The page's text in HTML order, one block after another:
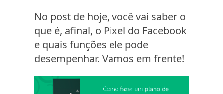
No post de hoje, você vai saber o
que é, afinal, o Pixel do Facebook
e quais funções ele pode
desempenhar. Vamos em frente!